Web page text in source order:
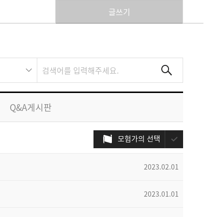
글쓰기
Q&A게시판
모험가의 선택
2023.02.01
2023.01.01